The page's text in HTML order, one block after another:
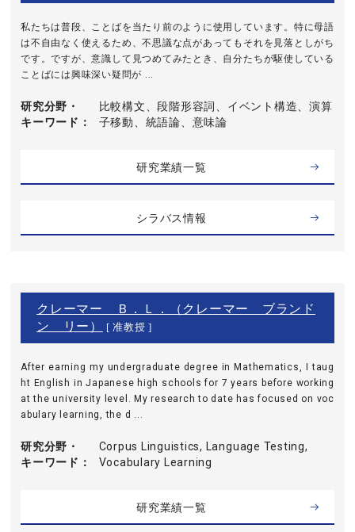
私たちは普段、ことばを当たり前のように使用しています。特に母語
は不自由なく使えるため、不思議な点があってもそれを見落としがち
です。ですが、意識して見つめてみたとき、自分たちが駆使している
ことばには興味深い疑問が ...
研究分野・
キーワード
比較構文、段階形容詞、イベント構造、演算
子移動、統語論、意味論
研究業績一覧
シラバス情報
クレーマー Ｂ．Ｌ．（クレーマー ブランド
ン リー）
[ 准教授 ]
After earning my undergraduate degree in Mathematics, I taug
ht English in Japanese high schools for 7 years before working
at the university level. My research to date has focused on voc
abulary learning, the d ...
研究分野・
キーワード
Corpus Linguistics, Language Testing,
Vocabulary Learning
研究業績一覧